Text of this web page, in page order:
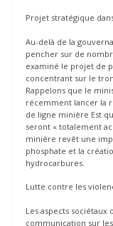
Projet stratégique
Au-delà de la
pencher sur de
examiné le projet de
concentrant sur le
Rappelons que le
récemment lancer la
de ligne minière Est
seront « totalement
minière revêt une
phosphate et la
hydrocarbures.
Lutte contre les
Les aspects
communication sur